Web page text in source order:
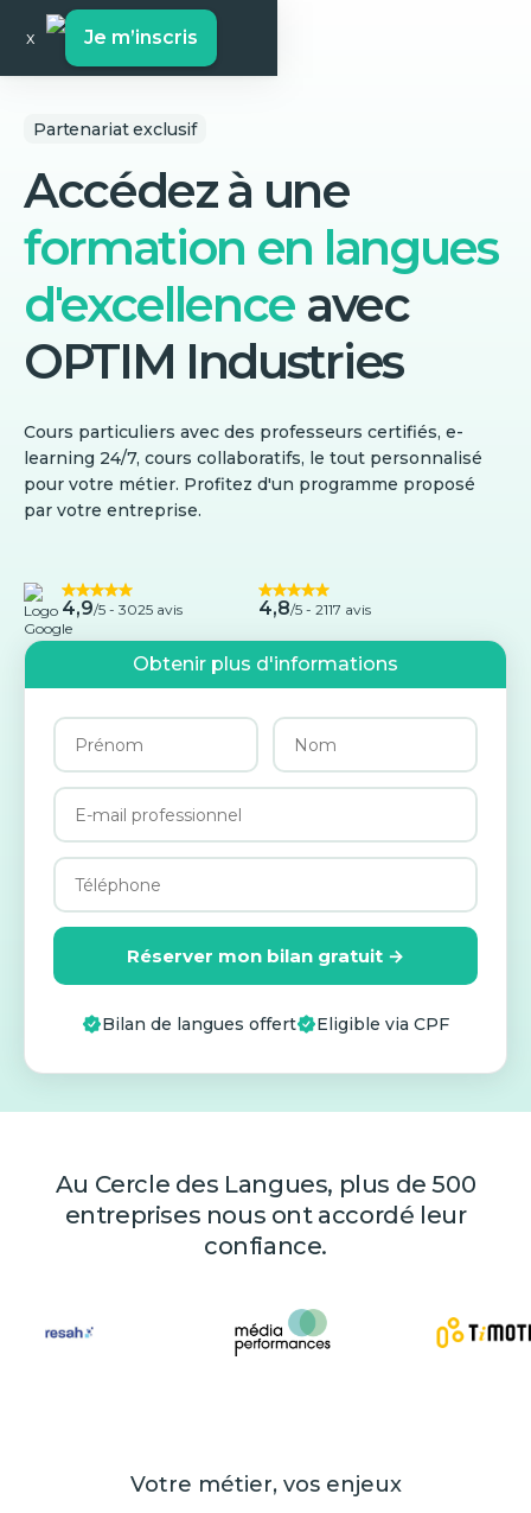
x Je m’inscris
Partenariat exclusif
Accédez à une
formation en langues
d'excellence avec
OPTIM Industries
Cours particuliers avec des professeurs certifiés, e-
learning 24/7, cours collaboratifs, le tout personnalisé
pour votre métier. Profitez d'un programme proposé
par votre entreprise.
4,9/5 - 3025 avis 4,8/5 - 2117 avis
Obtenir plus d'informations
Réserver mon bilan gratuit →
Bilan de langues offert Eligible via CPF
Au Cercle des Langues, plus de 500
entreprises nous ont accordé leur
confiance.
Votre métier, vos enjeux